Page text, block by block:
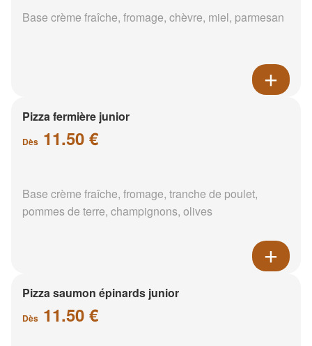
Base crème fraîche, fromage, chèvre, miel, parmesan
Pizza fermière junior
Dès 11.50 €
Base crème fraîche, fromage, tranche de poulet,
pommes de terre, champignons, olives
Pizza saumon épinards junior
Dès 11.50 €